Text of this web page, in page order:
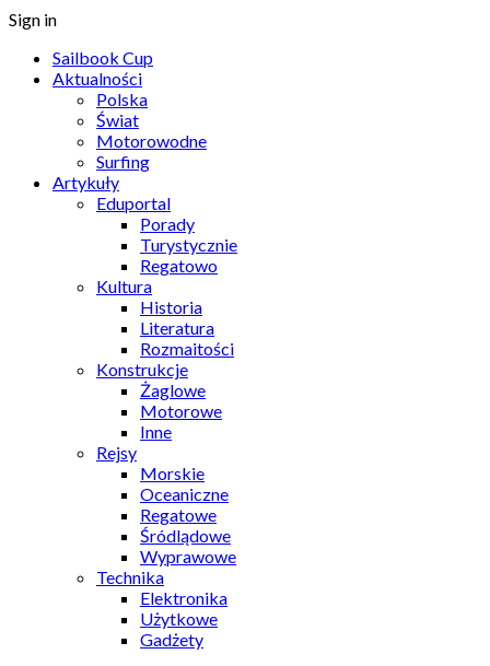
Sign in
Sailbook Cup
Aktualności
Polska
Świat
Motorowodne
Surfing
Artykuły
Eduportal
Porady
Turystycznie
Regatowo
Kultura
Historia
Literatura
Rozmaitości
Konstrukcje
Żaglowe
Motorowe
Inne
Rejsy
Morskie
Oceaniczne
Regatowe
Śródlądowe
Wyprawowe
Technika
Elektronika
Użytkowe
Gadżety